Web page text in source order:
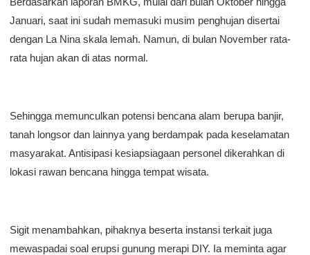
Januari, saat ini sudah memasuki musim penghujan disertai
dengan La Nina skala lemah. Namun, di bulan November rata-
rata hujan akan di atas normal.
Sehingga memunculkan potensi bencana alam berupa banjir,
tanah longsor dan lainnya yang berdampak pada keselamatan
masyarakat. Antisipasi kesiapsiagaan personel dikerahkan di
lokasi rawan bencana hingga tempat wisata.
Sigit menambahkan, pihaknya beserta instansi terkait juga
mewaspadai soal erupsi gunung merapi DIY. Ia meminta agar